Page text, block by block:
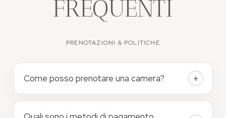
FREQUENTI
PRENOTAZIONI & POLITICHE
Come posso prenotare una camera?